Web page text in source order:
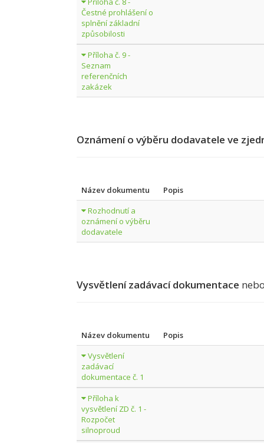
Čestné prohlášení o
splnění základní
způsobilosti
Příloha č. 9 -
Seznam
referenčních
zakázek
Oznámení o výběru dodavatele ve
Název dokumentu
Popis
Rozhodnutí a
oznámení o výběru
dodavatele
Vysvětlení zadávací dokumentace
Název dokumentu
Popis
Vysvětlení
zadávací
dokumentace č. 1
Příloha k
vysvětlení ZD č. 1 -
Rozpočet
silnoproud